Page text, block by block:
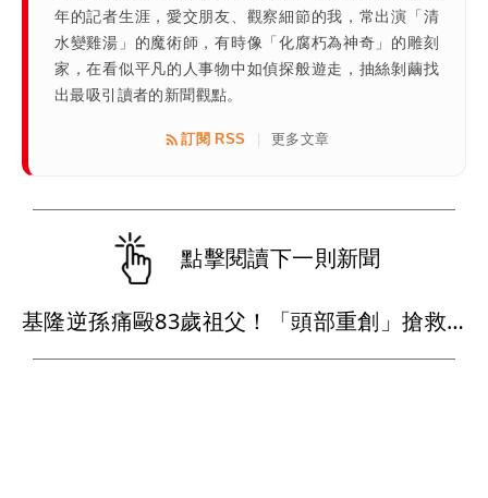
年的記者生涯，愛交朋友、觀察細節的我，常出演「清
水變雞湯」的魔術師，有時像「化腐朽為神奇」的雕刻
家，在看似平凡的人事物中如偵探般遊走，抽絲剝繭找
出最吸引讀者的新聞觀點。
訂閱 RSS 更多文章
點擊閱讀下一則新聞
基隆逆孫痛毆83歲祖父！「頭部重創」搶救13天後不治